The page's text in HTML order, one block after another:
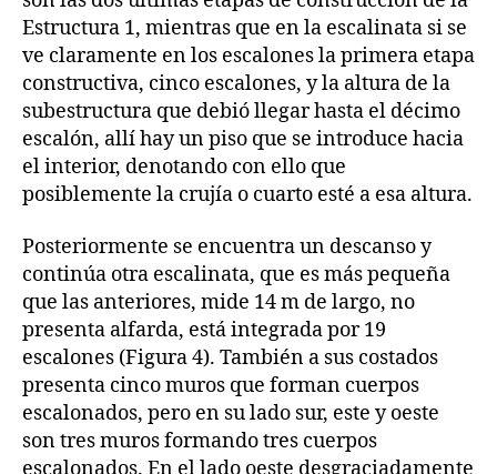
Estructura 1, mientras que en la escalinata si se
ve claramente en los escalones la primera etapa
constructiva, cinco escalones, y la altura de la
subestructura que debió llegar hasta el décimo
escalón, allí hay un piso que se introduce hacia
el interior, denotando con ello que
posiblemente la crujía o cuarto esté a esa altura.
Posteriormente se encuentra un descanso y
continúa otra escalinata, que es más pequeña
que las anteriores, mide 14 m de largo, no
presenta alfarda, está integrada por 19
escalones (Figura 4). También a sus costados
presenta cinco muros que forman cuerpos
escalonados, pero en su lado sur, este y oeste
son tres muros formando tres cuerpos